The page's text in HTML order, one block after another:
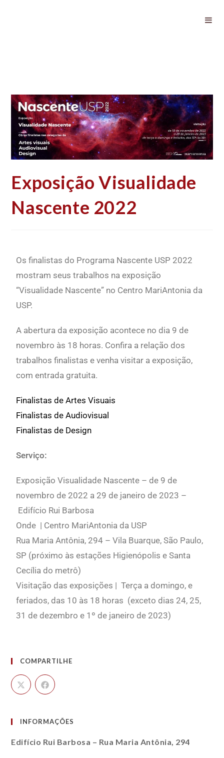
Exposição Visualidade
Nascente 2022
Os finalistas do Programa Nascente USP 2022
mostram seus trabalhos na exposição
“Visualidade Nascente” no Centro MariAntonia da
USP.
A abertura da exposição acontece no dia 9 de
novembro às 18 horas. Confira a relação dos
trabalhos finalistas e venha visitar a exposição,
com entrada gratuita.
Finalistas de Artes Visuais
Finalistas de Audiovisual
Finalistas de Design
Serviço:
Exposição Visualidade Nascente – de 9 de
novembro de 2022 a 29 de janeiro de 2023 –
Edifício Rui Barbosa
Onde | Centro MariAntonia da USP
Rua Maria Antônia, 294 – Vila Buarque, São Paulo,
SP (próximo às estações Higienópolis e Santa
Cecília do metrô)
Visitação das exposições | Terça a domingo, e
feriados, das 10 às 18 horas (exceto dias 24, 25,
31 de dezembro e 1º de janeiro de 2023)
COMPARTILHE
INFORMAÇÕES
Edifício Rui Barbosa – Rua Maria Antônia, 294